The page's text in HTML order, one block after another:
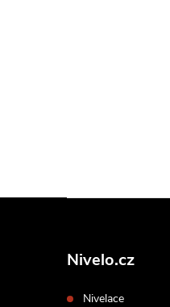
Nivelo.cz
Nivelace